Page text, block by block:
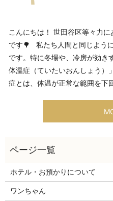
こんにちは！ 世田谷区等々力
です🌳 私たち人間と同じよう
です。特に冬場や、冷房が効き
体温症（ていたいおんしょう）
症とは、体温が正常な範囲を下
ホテル・お預かりについて
ワンちゃん